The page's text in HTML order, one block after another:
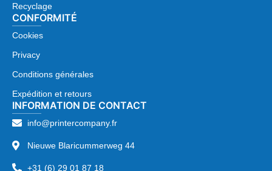
Recyclage
CONFORMITÉ
Cookies
Privacy
Conditions générales
Expédition et retours
INFORMATION DE CONTACT
info@printercompany.fr
Nieuwe Blaricummerweg 44
+31 (6) 29 01 87 18